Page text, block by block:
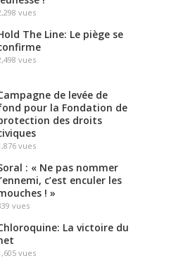
vues
The Line: Le piège se
vues
de levée de
pour la Fondation de
des droits
vues
: « Ne pas nommer
c’est enculer les
! »
vues
La victoire du
vues